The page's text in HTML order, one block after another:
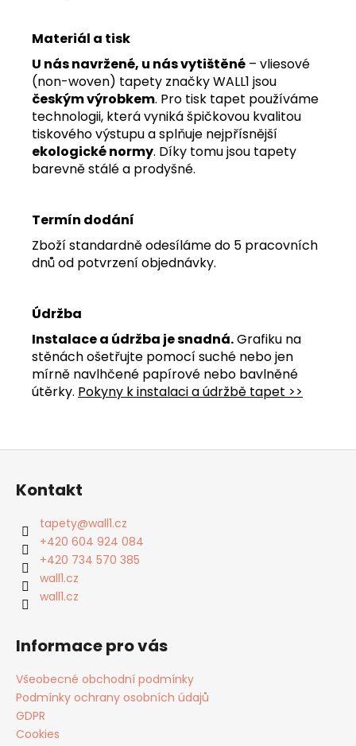
Materiál a tisk
U nás navržené, u nás vytištěné – vliesové
(non-woven) tapety značky WALL1 jsou
českým výrobkem. Pro tisk tapet používáme
technologii, která vyniká špičkovou kvalitou
tiskového výstupu a splňuje nejpřísnější
ekologické normy. Díky tomu jsou tapety
barevně stálé a prodyšné.
Termín dodání
Zboží standardně odesíláme do 5 pracovních
dnů od potvrzení objednávky.
Údržba
Instalace a údržba je snadná.Grafiku na
stěnách ošetřujte pomocí suché nebo jen
mírně navlhčené papírové nebo bavlněné
útěrky. Pokyny k instalaci a údržbě tapet >>
Z
Kontakt
tapety@wall1.cz
+420 604 924 084
+420 734 570 385
wall1.cz
wall1.cz
Informace pro vás
Všeobecné obchodní podmínky
Podmínky ochrany osobních údajů
GDPR
Cookies